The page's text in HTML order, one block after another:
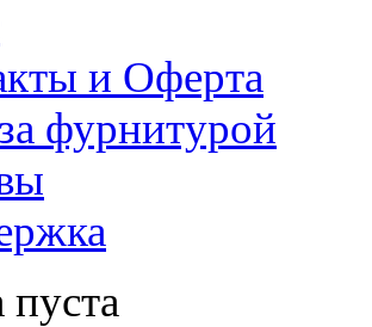
и Оферта
фурнитурой